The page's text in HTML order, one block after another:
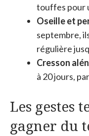
touffes pour
Oseille et
septembre,
régulière
Cresson
à 20 jours,
Les gestes
gagner du